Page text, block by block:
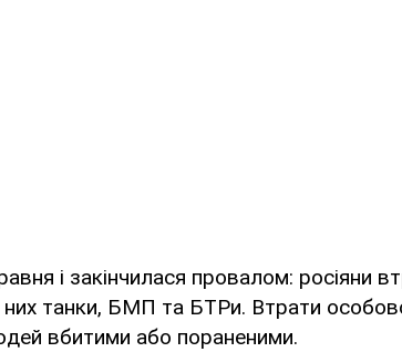
і закінчилася провалом: росіяни
них танки, БМП та БТРи. Втрати
вбитими або пораненими.